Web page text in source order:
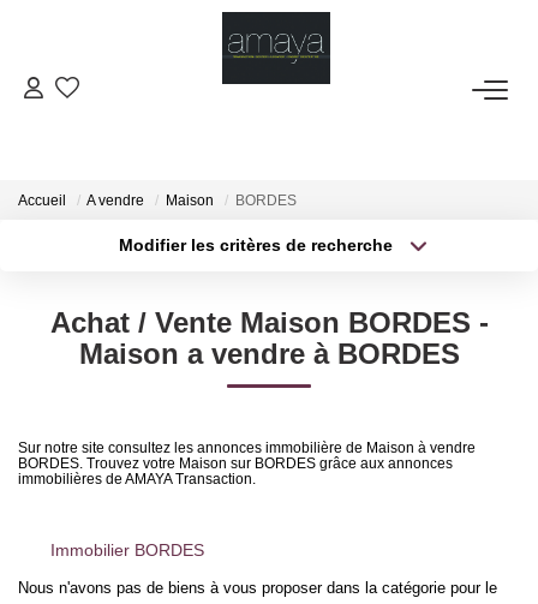
GESTION
NOS AGENCES
Notre Expertise
Accueil A vendre Maison BORDES
Modifier les critères de recherche
Sélectionnez...
Type de bien
Surface min
Créer une alerte
Achat / Vente Maison BORDES -
Maison a vendre à BORDES
Sur notre site consultez les annonces immobilière de Maison à vendre
BORDES. Trouvez votre Maison sur BORDES grâce aux annonces
immobilières de AMAYA Transaction.
Immobilier BORDES
Nous n'avons pas de biens à vous proposer dans la catégorie pour le